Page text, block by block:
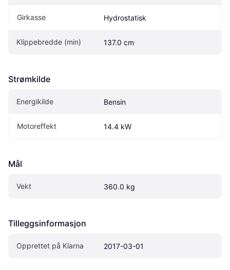
Girkasse Hydrostatisk
Klippebredde (min) 137.0 cm
Strømkilde
Energikilde Bensin
Motoreffekt 14.4 kW
Mål
Vekt 360.0 kg
Tilleggsinformasjon
Opprettet på Klarna 2017-03-01